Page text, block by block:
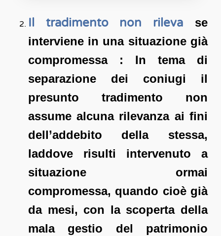
Il tradimento non rileva se
interviene in una situazione già
compromessa : In tema di
separazione dei coniugi il
presunto tradimento non
assume alcuna rilevanza ai fini
dell’addebito della stessa,
laddove risulti intervenuto a
situazione ormai
compromessa, quando cioè già
da mesi, con la scoperta della
mala gestio del patrimonio